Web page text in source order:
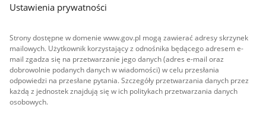
Ustawienia prywatności
Strony dostępne w domenie www.gov.pl mogą zawierać adresy skrzynek
mailowych. Użytkownik korzystający z odnośnika będącego adresem e-
mail zgadza się na przetwarzanie jego danych (adres e-mail oraz
dobrowolnie podanych danych w wiadomości) w celu przesłania
odpowiedzi na przesłane pytania. Szczegóły przetwarzania danych przez
każdą z jednostek znajdują się w ich politykach przetwarzania danych
osobowych.